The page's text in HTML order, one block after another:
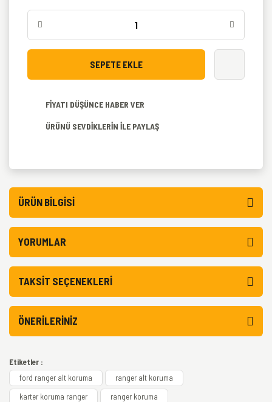
SEPETE EKLE
FİYATI DÜŞÜNCE HABER VER
ÜRÜNÜ SEVDİKLERİN İLE PAYLAŞ
ÜRÜN BILGISI
YORUMLAR
TAKSIT SEÇENEKLERI
ÖNERILERINIZ
Etiketler :
ford ranger alt koruma
ranger alt koruma
karter koruma ranger
ranger koruma